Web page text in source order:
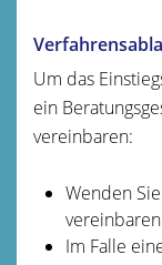
Um das
ein
vereinbaren:
Wenden
Im Falle